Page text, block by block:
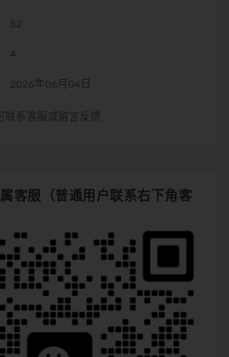
82
4
2026年06月04日
联系客服或留言反馈
客服（普通用户联系右下角客